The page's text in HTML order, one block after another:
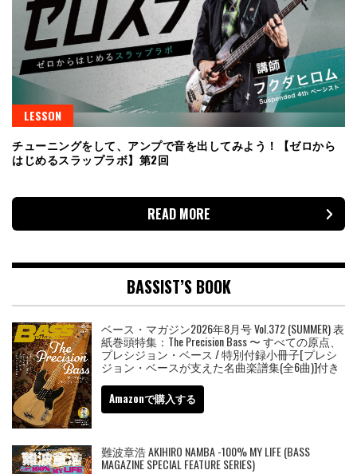
LESSON
チューニングをして、アンプで音を出してみよう！【ゼロから
はじめるスラップラボ】第2回
READ MORE
BASSIST’S BOOK
ベース・マガジン2026年8月号 Vol.372 (SUMMER) 表
紙巻頭特集：The Precision Bass 〜 すべての原点、
プレシジョン・ベース / 特別付録小冊子[プレシ
ジョン・ベースが支えた名曲楽譜集(全6曲)]付き
Amazonで購入する
難波章浩 AKIHIRO NAMBA -100% MY LIFE (BASS
MAGAZINE SPECIAL FEATURE SERIES)